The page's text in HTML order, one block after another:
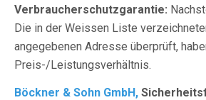
Verbraucherschutzgarantie:
Die in der Weissen Liste
angegebenen Adresse überprüft,
Preis-/Leistungsverhältnis.
Böckner & Sohn GmbH,